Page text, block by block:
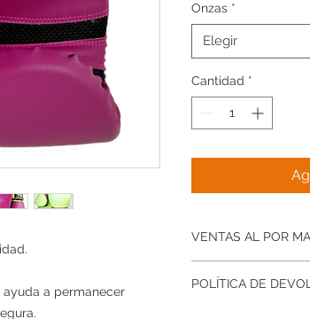
a permanecer
Onzas *
Elegir
Cantidad *
VENTAS AL POR
12 unidades o
POLÍTICA DE